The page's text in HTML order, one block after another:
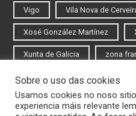
Vigo Vila Nova de
Xosé González Martínez
Xunta de Galicia zona
Iniciar sesión
Rexistrarse
Sobre o uso das cookies
Usamos cookies no noso
experiencia máis relevante